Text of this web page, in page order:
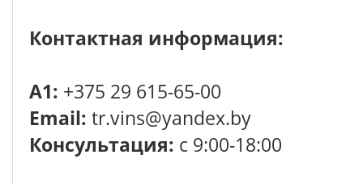
Контактная информация:
A1: +375 29 615-65-00
Email: tr.vins@yandex.by
Консультация: с 9:00-18:00